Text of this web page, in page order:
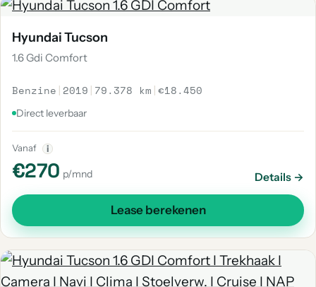
Hyundai Tucson
1.6 Gdi Comfort
Benzine | 2019 | 79.378 km |€18.450
Direct leverbaar
Vanaf i
€270 p/mnd Details →
Lease berekenen